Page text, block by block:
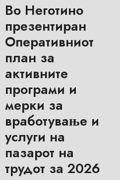
Во Неготино
презентиран
Оперативниот
план за
активните
програми и
мерки за
вработување и
услуги на
пазарот на
трудот за 2026